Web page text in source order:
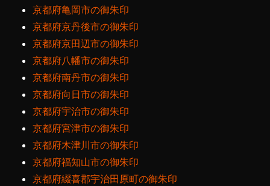
京都府亀岡市の御朱印
京都府京丹後市の御朱印
京都府京田辺市の御朱印
京都府八幡市の御朱印
京都府南丹市の御朱印
京都府向日市の御朱印
京都府宇治市の御朱印
京都府宮津市の御朱印
京都府木津川市の御朱印
京都府福知山市の御朱印
京都府綴喜郡宇治田原町の御朱印